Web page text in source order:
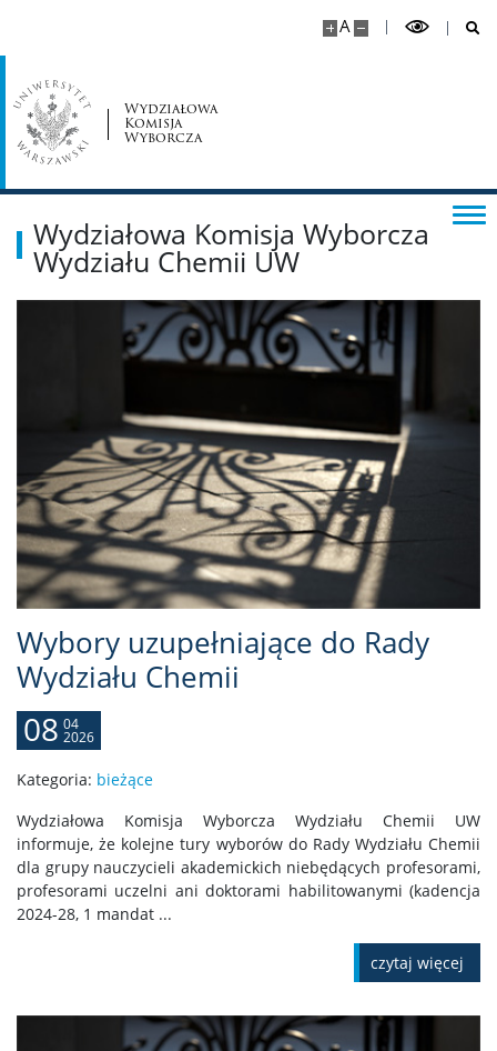
A
Wydziałowa
Komisja
Wyborcza
Wydziałowa Komisja Wyborcza
Wydziału Chemii UW
Wybory uzupełniające do Rady
Wydziału Chemii
08 04
2026
Kategoria: bieżące
Wydziałowa Komisja Wyborcza Wydziału Chemii UW
informuje, że kolejne tury wyborów do Rady Wydziału Chemii
dla grupy nauczycieli akademickich niebędących profesorami,
profesorami uczelni ani doktorami habilitowanymi (kadencja
2024-28, 1 mandat ...
czytaj więcej